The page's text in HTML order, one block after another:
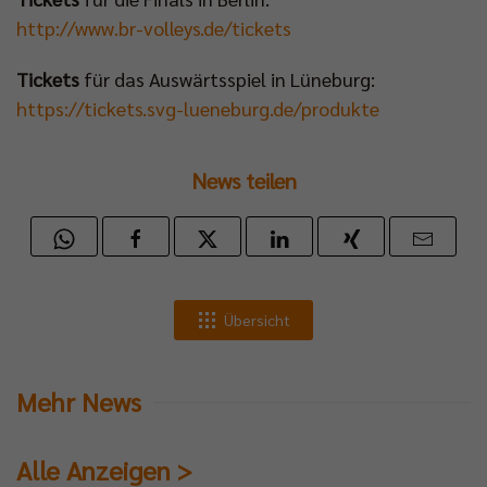
http://www.br-volleys.de/tickets
Tickets für das Auswärtsspiel in Lüneburg:
https://tickets.svg-lueneburg.de/produkte
News teilen
Übersicht
Mehr News
Alle Anzeigen >